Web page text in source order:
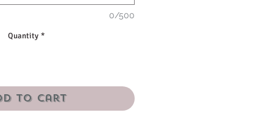
0/500
Quantity *
to Cart